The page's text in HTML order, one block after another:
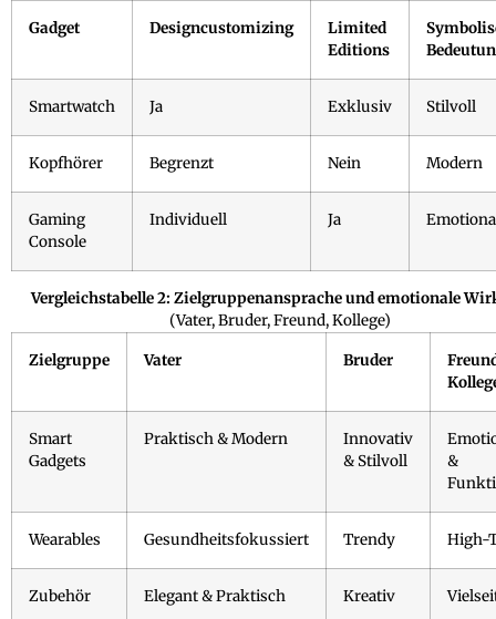
Gadget Designcustomizing
Limited
Editions
Smartwatch Ja Exklusiv Stilvoll
Kopfhörer Begrenzt Nein Modern
Gaming
Console
Individuell Ja
Vergleichstabelle 2: Zielgruppenansprache und emotionale
(Vater, Bruder, Freund, Kollege)
Zielgruppe Vater Bruder
Smart
Gadgets
Praktisch & Modern
Innovativ
& Stilvoll
&
Wearables Gesundheitsfokussiert Trendy High-
Zubehör Elegant & Praktisch Kreativ